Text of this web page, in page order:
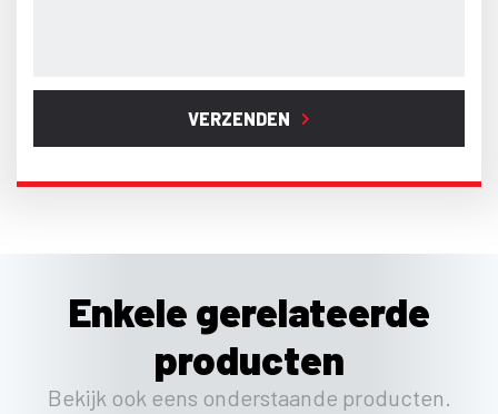
VERZENDEN
Enkele gerelateerde
producten
Bekijk ook eens onderstaande producten.